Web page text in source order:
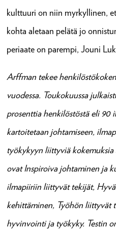
kulttuuri on niin myrkyllinen,
kohta aletaan pelätä jo
periaate on parempi, Jouni
Arffman tekee
vuodessa. Toukokuussa
prosenttia henkilöstöstä eli 90
kartoitetaan johtamiseen,
työkykyyn liittyviä
ovat Inspiroiva johtaminen ja
ilmapiiriin liittyvät tekijät,
kehittäminen, Työhön liittyvät
hyvinvointi ja työkyky. Testin